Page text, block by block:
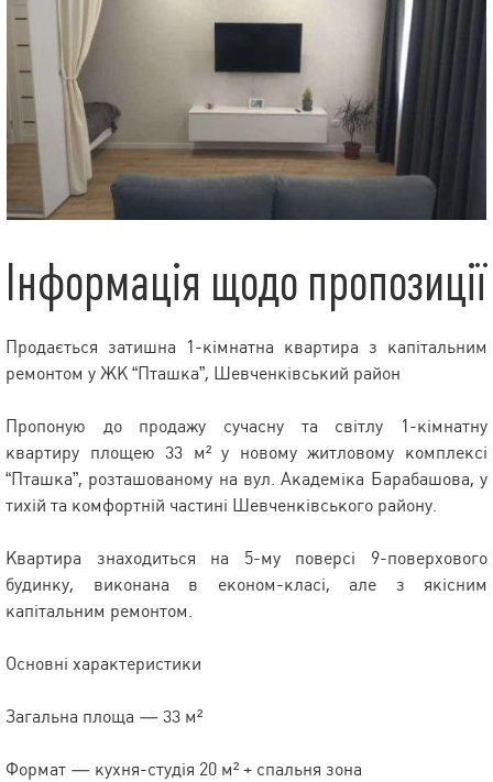
Інформація щодо пропозиції
Продається затишна 1-кімнатна квартира з капітальним
ремонтом у ЖК “Пташка”, Шевченківський район
Пропоную до продажу сучасну та світлу 1-кімнатну
квартиру площею 33 м² у новому житловому комплексі
“Пташка”, розташованому на вул. Академіка Барабашова, у
тихій та комфортній частині Шевченківського району.
Квартира знаходиться на 5-му поверсі 9-поверхового
будинку, виконана в економ-класі, але з якісним
капітальним ремонтом.
Основні характеристики
Загальна площа — 33 м²
Формат — кухня-студія 20 м² + спальня зона